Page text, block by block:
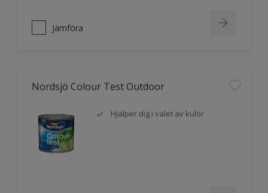
Jämföra
Nordsjö Colour Test Outdoor
Hjälper dig i valet av kulör